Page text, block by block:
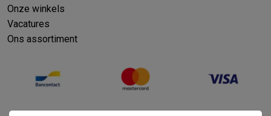
Onze winkels
Vacatures
Ons assortiment